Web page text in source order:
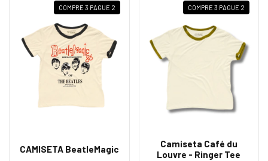
COMPRE 3 PAGUE 2
CAMISETA BeatleMagic
COMPRE 3 PAGUE 2
Camiseta Café du
Louvre - Ringer Tee